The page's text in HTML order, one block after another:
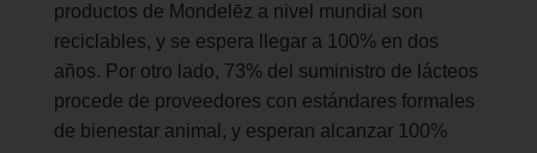
productos de Mondelēz a nivel mundial son
reciclables, y se espera llegar a 100% en dos
años. Por otro lado, 73% del suministro de lácteos
procede de proveedores con estándares formales
de bienestar animal, y esperan alcanzar 100%